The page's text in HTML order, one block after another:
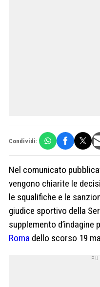
Condividi:
Nel comunicato
vengono chiarite le
le squalifiche e le
giudice sportivo della
supplemento d’indagine
Roma dello scorso 19